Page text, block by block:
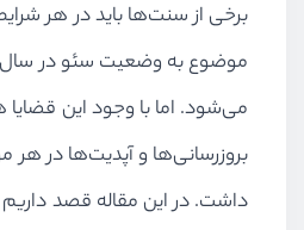
برخی از سنت‌ها باید در هر
می‌شود. اما با وجود این قضایا
بروزرسانی‌ها و آپدیت‌ها در
داشت. در این مقاله قصد داریم